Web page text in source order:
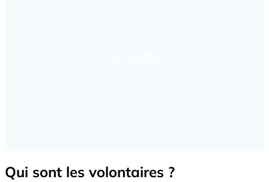
Qui sont les volontaires ?